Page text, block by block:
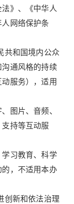
》、《中华人
网络保护条
共和国境内公众
通风格的持续
服务），适用
图片、音频、
持等互动服
习教育、科学
，不适用本办
创新和依法治理